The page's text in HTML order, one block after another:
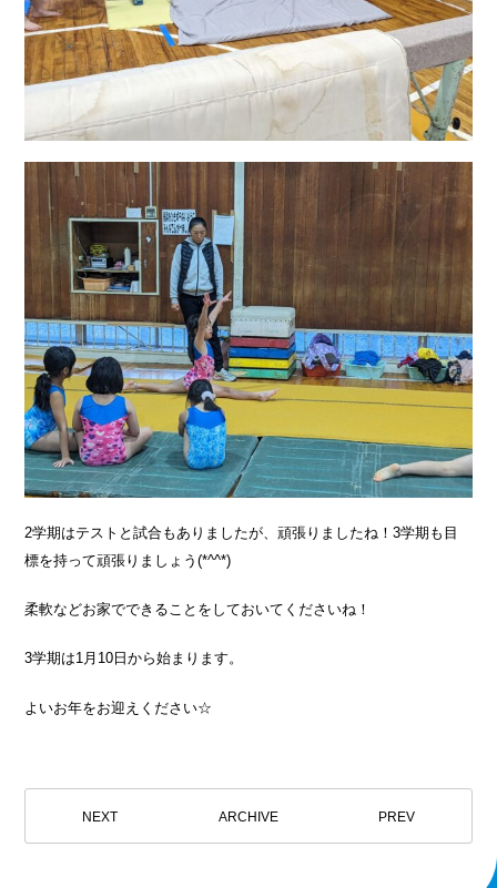
2学期はテストと試合もありましたが、頑張りましたね！3学期も目
標を持って頑張りましょう(*^^*)
柔軟などお家でできることをしておいてくださいね！
3学期は1月10日から始まります。
よいお年をお迎えください☆
NEXT ARCHIVE PREV